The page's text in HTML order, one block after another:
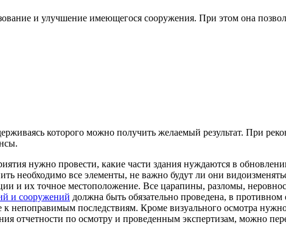
и улучшение имеющегося сооружения. При этом она
которого можно получить желаемый результат. При
нужно провести, какие части здания нуждаются в
необходимо все элементы, не важно будут ли они
и их точное местоположение. Все царапины, разломы,
и сооружений должна быть обязательно проведена, в
непоправимым последствиям. Кроме визуального осмотра
отчетности по осмотру и проведенным экспертизам, можно